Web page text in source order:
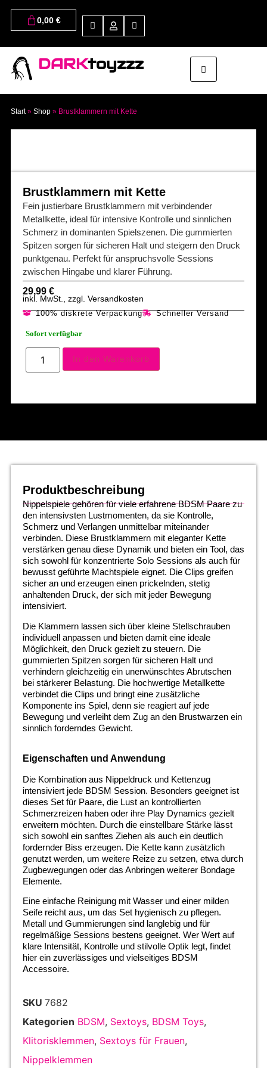
0,00 €
DARKtoyzzz
Start» Shop» Brustklammern mit Kette
Brustklammern mit Kette
Fein justierbare Brustklammern mit verbindender
Metallkette, ideal für intensive Kontrolle und sinnlichen
Schmerz in dominanten Spielszenen. Die gummierten
Spitzen sorgen für sicheren Halt und steigern den Druck
punktgenau. Perfekt für anspruchsvolle Sessions
zwischen Hingabe und klarer Führung.
29,99 €
inkl. MwSt., zzgl. Versandkosten
100% diskrete Verpackung Schneller Versand
Sofort verfügbar
In den Warenkorb
Produktbeschreibung
Nippelspiele gehören für viele erfahrene BDSM Paare zu
den intensivsten Lustmomenten, da sie Kontrolle,
Schmerz und Verlangen unmittelbar miteinander
verbinden. Diese Brustklammern mit eleganter Kette
verstärken genau diese Dynamik und bieten ein Tool, das
sich sowohl für konzentrierte Solo Sessions als auch für
bewusst geführte Machtspiele eignet. Die Clips greifen
sicher an und erzeugen einen prickelnden, stetig
anhaltenden Druck, der sich mit jeder Bewegung
intensiviert.
Die Klammern lassen sich über kleine Stellschrauben
individuell anpassen und bieten damit eine ideale
Möglichkeit, den Druck gezielt zu steuern. Die
gummierten Spitzen sorgen für sicheren Halt und
verhindern gleichzeitig ein unerwünschtes Abrutschen
bei stärkerer Belastung. Die hochwertige Metallkette
verbindet die Clips und bringt eine zusätzliche
Komponente ins Spiel, denn sie reagiert auf jede
Bewegung und verleiht dem Zug an den Brustwarzen ein
sinnlich forderndes Gewicht.
Eigenschaften und Anwendung
Die Kombination aus Nippeldruck und Kettenzug
intensiviert jede BDSM Session. Besonders geeignet ist
dieses Set für Paare, die Lust an kontrollierten
Schmerzreizen haben oder ihre Play Dynamics gezielt
erweitern möchten. Durch die einstellbare Stärke lässt
sich sowohl ein sanftes Ziehen als auch ein deutlich
fordernder Biss erzeugen. Die Kette kann zusätzlich
genutzt werden, um weitere Reize zu setzen, etwa durch
Zugbewegungen oder das Anbringen weiterer Bondage
Elemente.
Eine einfache Reinigung mit Wasser und einer milden
Seife reicht aus, um das Set hygienisch zu pflegen.
Metall und Gummierungen sind langlebig und für
regelmäßige Sessions bestens geeignet. Wer Wert auf
klare Intensität, Kontrolle und stilvolle Optik legt, findet
hier ein zuverlässiges und vielseitiges BDSM
Accessoire.
SKU 7682
Kategorien BDSM, Sextoys, BDSM Toys,
Klitorisklemmen, Sextoys für Frauen,
Nippelklemmen